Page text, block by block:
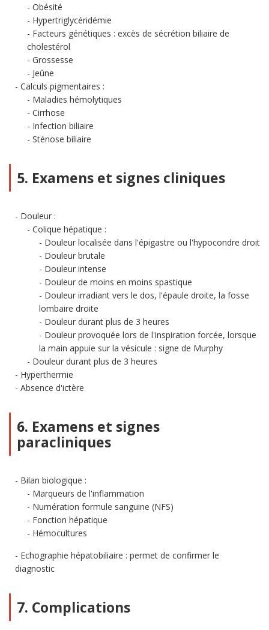
Obésité
Hypertriglycéridémie
Facteurs génétiques : excès de sécrétion biliaire de
cholestérol
Grossesse
Jeûne
Calculs pigmentaires :
Maladies hémolytiques
Cirrhose
Infection biliaire
Sténose biliaire
5. Examens et signes cliniques
Douleur :
Colique hépatique :
Douleur localisée dans l'épigastre ou l'hypocondre droit
Douleur brutale
Douleur intense
Douleur de moins en moins spastique
Douleur irradiant vers le dos, l'épaule droite, la fosse
lombaire droite
Douleur durant plus de 3 heures
Douleur provoquée lors de l'inspiration forcée, lorsque
la main appuie sur la vésicule : signe de Murphy
Douleur durant plus de 3 heures
Hyperthermie
Absence d'ictère
6. Examens et signes
paracliniques
Bilan biologique :
Marqueurs de l'inflammation
Numération formule sanguine (NFS)
Fonction hépatique
Hémocultures
Echographie hépatobiliaire : permet de confirmer le
diagnostic
7. Complications